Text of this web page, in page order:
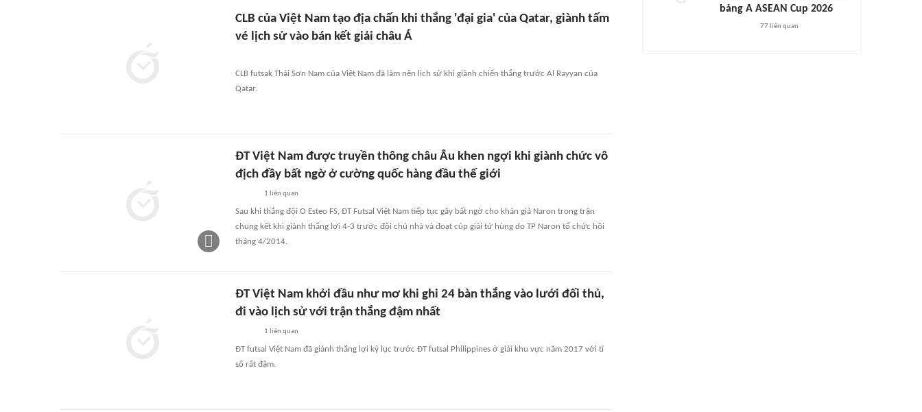
CLB của Việt Nam tạo địa chấn khi thắng 'đại gia' của Qatar, giành tấm
vé lịch sử vào bán kết giải châu Á
CLB futsak Thái Sơn Nam của Việt Nam đã làm nên lịch sử khi giành chiến thắng trước Al Rayyan của
Qatar.
ĐT Việt Nam được truyền thông châu Âu khen ngợi khi giành chức vô
địch đầy bất ngờ ở cường quốc hàng đầu thế giới
1 liên quan
Sau khi thắng đội O Esteo FS, ĐT Futsal Việt Nam tiếp tục gây bất ngờ cho khán giả Naron trong trận
chung kết khi giành thắng lợi 4-3 trước đội chủ nhà và đoạt cúp giải tứ hùng do TP Naron tổ chức hồi
tháng 4/2014.
ĐT Việt Nam khởi đầu như mơ khi ghi 24 bàn thắng vào lưới đối thủ,
đi vào lịch sử với trận thắng đậm nhất
1 liên quan
ĐT futsal Việt Nam đã giành thắng lợi kỷ lục trước ĐT futsal Philippines ở giải khu vực năm 2017 với tỉ
số rất đậm.
bảng A ASEAN Cup 2026
77liên quan